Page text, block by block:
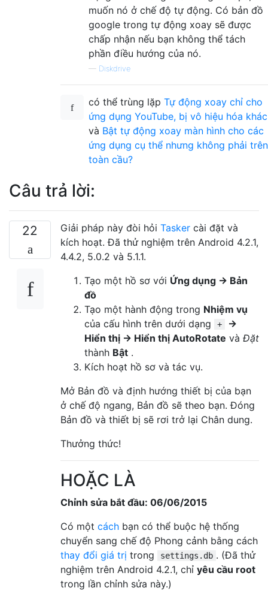
muốn nó ở chế độ tự động. Có bản đồ
google trong tự động xoay sẽ được
chấp nhận nếu bạn không thể tách
phần điều hướng của nó.
— Diskdrive
có thể trùng lặp Tự động xoay chỉ cho
ứng dụng YouTube, bị vô hiệu hóa khác
và Bật tự động xoay màn hình cho các
ứng dụng cụ thể nhưng không phải trên
toàn cầu?
Câu trả lời:
22 Giải pháp này đòi hỏi Tasker cài đặt và
kích hoạt. Đã thử nghiệm trên Android 4.2.1,
4.4.2, 5.0.2 và 5.1.1.
Tạo một hồ sơ với Ứng dụng → Bản
đồ
Tạo một hành động trong Nhiệm vụ
của cấu hình trên dưới dạng
+
→
Hiển thị → Hiển thị AutoRotate và Đặt
thành Bật .
Kích hoạt hồ sơ và tác vụ.
Mở Bản đồ và định hướng thiết bị của bạn
ở chế độ ngang, Bản đồ sẽ theo bạn. Đóng
Bản đồ và thiết bị sẽ rơi trở lại Chân dung.
Thưởng thức!
HOẶC LÀ
Chỉnh sửa bắt đầu: 06/06/2015
Có một cách bạn có thể buộc hệ thống
chuyển sang chế độ Phong cảnh bằng cách
thay đổi giá trị trong settings.db . (Đã thử
nghiệm trên Android 4.2.1, chỉ yêu cầu root
trong lần chỉnh sửa này.)